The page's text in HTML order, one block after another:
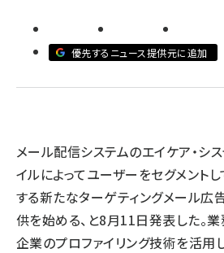
z世代 (1623)
優先するニュース提供元に追加
メール配信システムのエイケア・シス
イルによってユーザーをセグメント
する新たなターゲティングメール広
供を始める、と8月11日発表した。
企業のプロファイリング技術を活用